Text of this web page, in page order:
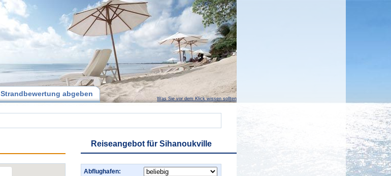
Strandbewertung abgeben
Was Sie vor dem Klick wissen sollten
Reiseangebot für Sihanoukville
Abflughafen: